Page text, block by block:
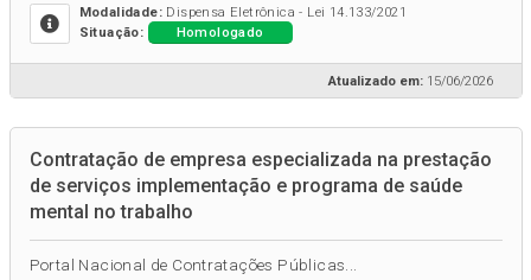
Modalidade:Dispensa Eletrônica - Lei 14.133/2021
Situação:
Homologado
Atualizado em: 15/06/2026
Contratação de empresa especializada na prestação
de serviços implementação e programa de saúde
mental no trabalho
Portal Nacional de Contratações Públicas...